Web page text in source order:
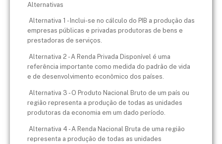
Alternativas
Alternativa 1 - Inclui-se no cálculo do PIB a produção das
empresas públicas e privadas produtoras de bens e
prestadoras de serviços.
Alternativa 2 - A Renda Privada Disponível é uma
referência importante como medida do padrão de vida
e de desenvolvimento econômico dos países.
Alternativa 3 - O Produto Nacional Bruto de um país ou
região representa a produção de todas as unidades
produtoras da economia em um dado período.
Alternativa 4 - A Renda Nacional Bruta de uma região
representa a produção de todas as unidades